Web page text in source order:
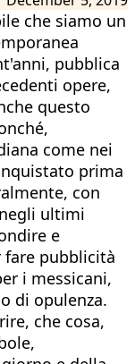
che siamo un
pubblica
opere,
questo
come nei
prima
con
ultimi
e
fare pubblicità
i messicani,
di opulenza.
che cosa,